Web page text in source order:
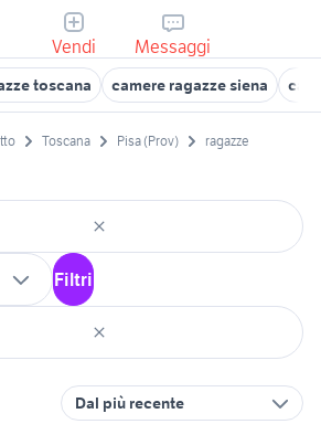
Vendi Messaggi
toscana camere ragazze siena
Toscana Pisa (Prov) ragazze
Filtri
Dal più recente